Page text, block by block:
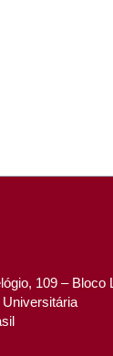
109 – Bloco